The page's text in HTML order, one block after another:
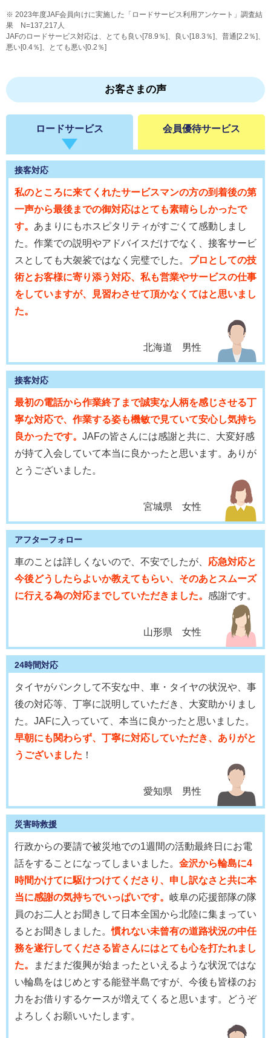
2023年度JAF会員向けに実施した「ロードサービス利用アンケート」調査結
果 N=137,217人
JAFのロードサービス対応は、とても良い[78.9％]、良い[18.3％]、普通[2.2％]、
悪い[0.4％]、とても悪い[0.2％]
お客さまの声
ロードサービス
接客対応
私のところに来てくれたサービスマンの方の到着後の第
一声から最後までの御対応はとても素晴らしかったで
す。 あまりにもホスピタリティがすごくて感動しまし
た。作業での説明やアドバイスだけでなく、接客サービ
スとしても大袈裟ではなく完璧でした。 プロとしての技
術とお客様に寄り添う対応、私も営業やサービスの仕事
をしていますが、見習わさせて頂かなくてはと思いまし
た。
北海道 男性
接客対応
最初の電話から作業終了まで誠実な人柄を感じさせる丁
寧な対応で、作業する姿も機敏で見ていて安心し気持ち
良かったです。 JAFの皆さんには感謝と共に、大変好感
が持て入会していて本当に良かったと思います。ありが
とうございました。
宮城県 女性
アフターフォロー
車のことは詳しくないので、不安でしたが、 応急対応と
今後どうしたらよいか教えてもらい、そのあとスムーズ
に行える為の対応までしていただきました。 感謝です。
山形県 女性
24時間対応
タイヤがパンクして不安な中、車・タイヤの状況や、事
後の対応等、丁寧に説明していただき、大変助かりまし
た。JAFに入っていて、本当に良かったと思いました。
早朝にも関わらず、丁寧に対応していただき、ありがと
うございました ！
愛知県 男性
災害時救援
行政からの要請で被災地での1週間の活動最終日にお電
話をすることになってしまいました。 金沢から輪島に4
時間かけてに駆けつけてくださり、申し訳なさと共に本
当に感謝の気持ちでいっぱいです。 岐阜の応援部隊の隊
員のお二人とお聞きして日本全国から北陸に集まってい
るとお聞きしました。慣れない未曾有の道路状況の中任
務を遂行してくださる皆さんにはとても心を打たれまし
た。
まだまだ復興が始まったといえるような状況ではな
い輪島をはじめとする能登半島ですが、今後も皆様のお
力をお借りするケースが増えてくると思います。どうぞ
よろしくお願いいたします。
会員優待サービス